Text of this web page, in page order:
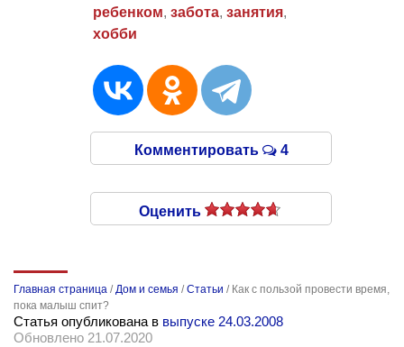
ребенком, забота, занятия,
хобби
Комментировать 4
Оценить
Главная страница /Дом и семья /Статьи / Как с пользой провести время,
пока малыш спит?
Статья опубликована в выпуске 24.03.2008
Обновлено 21.07.2020